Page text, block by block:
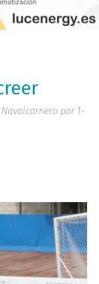
Navalcarnero por 1-